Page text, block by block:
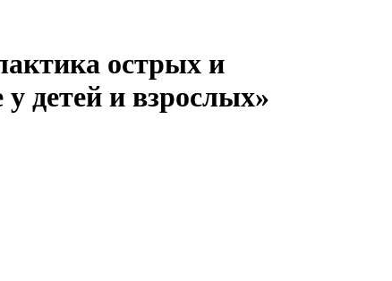
острых и
детей и взрослых»